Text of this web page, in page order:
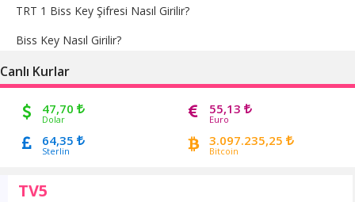
TRT 1 Biss Key Şifresi Nasıl Girilir?
Biss Key Nasıl Girilir?
Canlı Kurlar
47,70
Dolar
55,13
Euro
64,35
Sterlin
3.097.235,25
Bitcoin
TV5